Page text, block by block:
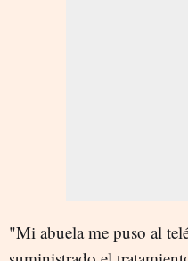
"Mi abuela me puso al